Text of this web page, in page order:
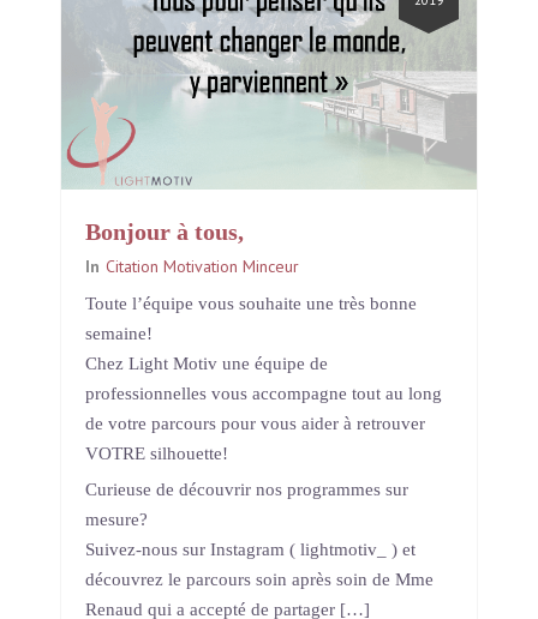
Bonjour à tous,
In Citation Motivation Minceur
Toute l’équipe vous souhaite une très bonne
semaine!
Chez Light Motiv une équipe de
professionnelles vous accompagne tout au long
de votre parcours pour vous aider à retrouver
VOTRE silhouette!
Curieuse de découvrir nos programmes sur
mesure?
Suivez-nous sur Instagram ( lightmotiv_ ) et
découvrez le parcours soin après soin de Mme
Renaud qui a accepté de partager […]